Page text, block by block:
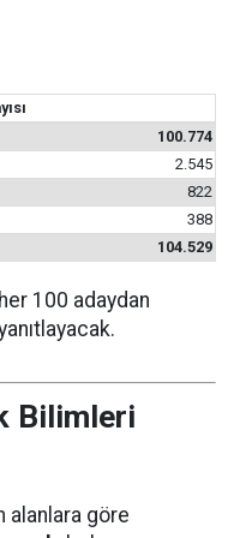
100.774
2.545
822
388
104.529
100 adaydan
Bilimleri
alanlara göre